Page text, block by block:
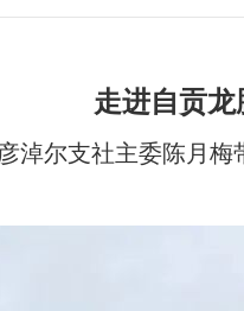
走进自贡龙
淖尔支社主委陈月